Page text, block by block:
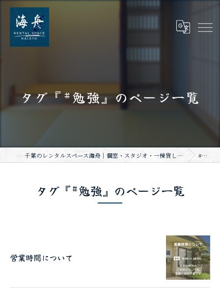
タグ『#勉強』のページ一覧
千葉のレンタルスペース海舟｜個室・スタジオ・一棟貸し｜大人数・WiFi完備 #勉強
タグ『#勉強』のページ一覧
営業時間について